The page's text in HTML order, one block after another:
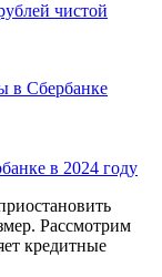
чистой
в 2024 году
Рассмотрим
кредитные